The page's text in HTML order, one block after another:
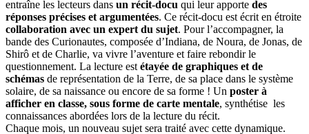
entraîne les lecteurs dans un récit-docu qui leur apporte des
réponses précises et argumentées. Ce récit-docu est écrit en étroite
collaboration avec un expert du sujet. Pour l’accompagner, la
bande des Curionautes, composée d’Indiana, de Noura, de Jonas, de
Shirô et de Charlie, va vivre l’aventure et faire rebondir le
questionnement. La lecture est étayée de graphiques et de
schémas de représentation de la Terre, de sa place dans le système
solaire, de sa naissance ou encore de sa forme ! Un poster à
afficher en classe, sous forme de carte mentale, synthétise les
connaissances abordées lors de la lecture du récit.
Chaque mois, un nouveau sujet sera traité avec cette dynamique.